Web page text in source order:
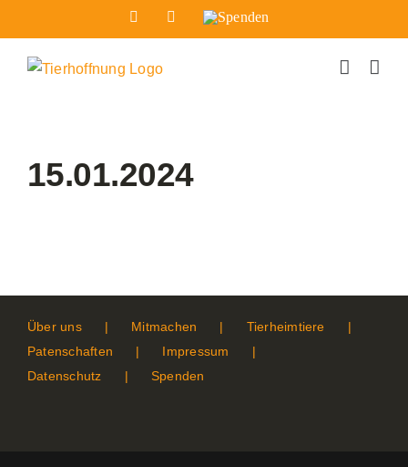
Inhalt
springen
FacebookInstagram
Spenden
15.01.2024
Über uns Mitmachen
Tierheimtiere
Patenschaften
Impressum
Datenschutz
Spenden